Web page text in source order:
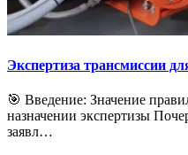
Экспертиза трансмиссии
🎯 Введение: Значение
назначении экспертизы
заявл…